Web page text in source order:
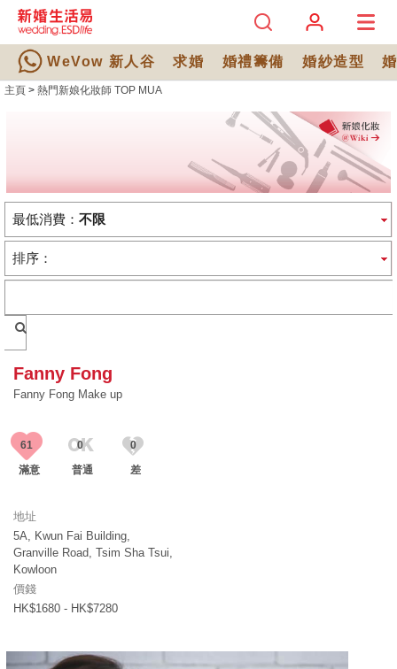
WeVow 新人谷 求婚 婚禮籌備 婚紗造型
主頁 > 熱門新娘化妝師 TOP MUA
熱門新娘化妝師
最低消費： 不限
排序：
Fanny Fong
Fanny Fong Make up
61
滿意
0
普通
0
差
地址
5A, Kwun Fai Building,
Granville Road, Tsim Sha Tsui,
Kowloon
價錢
HK$1680 - HK$7280